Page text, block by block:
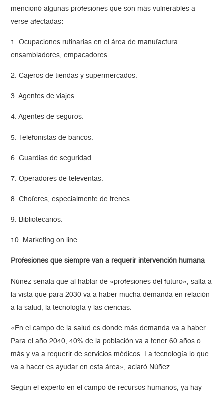
mencionó algunas profesiones que son más vulnerables a
verse afectadas:
1. Ocupaciones rutinarias en el área de manufactura:
ensambladores, empacadores.
2. Cajeros de tiendas y supermercados.
3. Agentes de viajes.
4. Agentes de seguros.
5. Telefonistas de bancos.
6. Guardias de seguridad.
7. Operadores de televentas.
8. Choferes, especialmente de trenes.
9. Bibliotecarios.
10. Marketing on line.
Profesiones que siempre van a requerir intervención humana
Núñez señala que al hablar de «profesiones del futuro», salta a
la vista que para 2030 va a haber mucha demanda en relación
a la salud, la tecnología y las ciencias.
«En el campo de la salud es donde más demanda va a haber.
Para el año 2040, 40% de la población va a tener 60 años o
más y va a requerir de servicios médicos. La tecnología lo que
va a hacer es ayudar en esta área», aclaró Núñez.
Según el experto en el campo de recursos humanos, ya hay